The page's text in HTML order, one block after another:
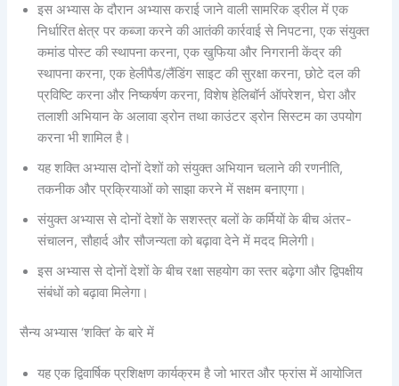
इस अभ्यास के दौरान अभ्यास कराई जाने वाली सामरिक ड्रील में एक
निर्धारित क्षेत्र पर कब्जा करने की आतंकी कार्रवाई से निपटना, एक संयुक्त
कमांड पोस्ट की स्थापना करना, एक खुफिया और निगरानी केंद्र की
स्थापना करना, एक हेलीपैड/लैंडिंग साइट की सुरक्षा करना, छोटे दल की
प्रविष्टि करना और निष्कर्षण करना, विशेष हेलिबॉर्न ऑपरेशन, घेरा और
तलाशी अभियान के अलावा ड्रोन तथा काउंटर ड्रोन सिस्टम का उपयोग
करना भी शामिल है।
यह शक्ति अभ्यास दोनों देशों को संयुक्त अभियान चलाने की रणनीति,
तकनीक और प्रक्रियाओं को साझा करने में सक्षम बनाएगा।
संयुक्त अभ्यास से दोनों देशों के सशस्त्र बलों के कर्मियों के बीच अंतर-
संचालन, सौहार्द और सौजन्‍यता को बढ़ावा देने में मदद मिलेगी।
इस अभ्‍यास से दोनों देशों के बीच रक्षा सहयोग का स्तर बढ़ेगा और द्विपक्षीय
संबंधों को बढ़ावा मिलेगा।
सैन्य अभ्यास ‘शक्ति’ के बारे में
यह एक द्विवार्षिक प्रशिक्षण कार्यक्रम है जो भारत और फ्रांस में आयोजित